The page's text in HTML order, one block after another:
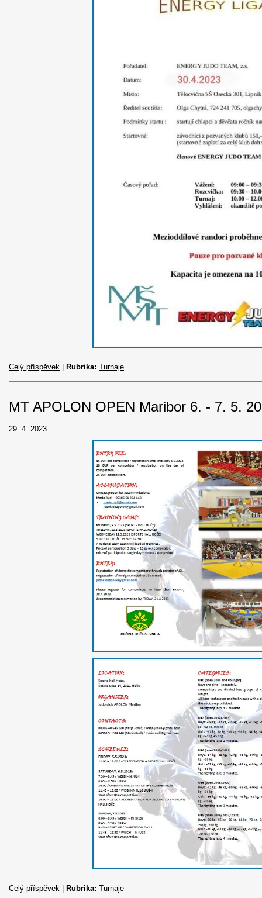
Celý příspěvek Rubrika: Turnaje
MT APOLON OPEN Maribor 6. - 7. 5.
29. 4. 2023
Celý příspěvek | Rubrika: Turnaje